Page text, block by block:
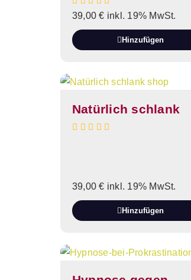
39,00€ inkl. 19% MwSt.
Hinzufügen
Natürlich schlank
39,00€ inkl. 19% MwSt.
Hinzufügen